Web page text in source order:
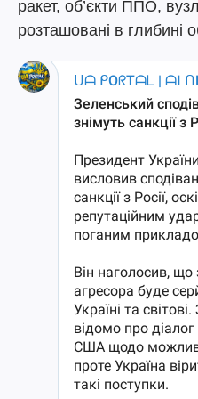
ракет, об’єкти ППО,
розташовані в глибині